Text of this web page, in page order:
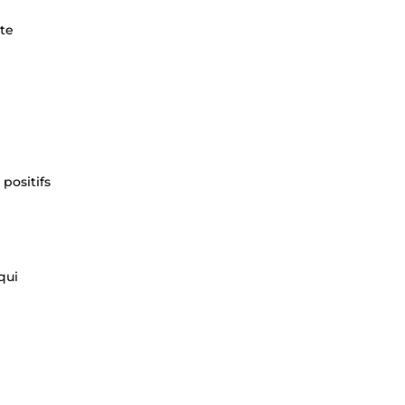
positifs